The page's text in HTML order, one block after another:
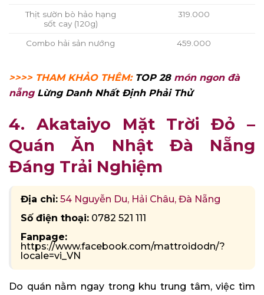
Thịt sườn bò hảo hạng
sốt cay (120g)
319.000
Combo hải sản nướng 459.000
>>>> THAM KHẢO THÊM: TOP 28 món ngon đà
nẵng Lừng Danh Nhất Định Phải Thử
4. Akataiyo Mặt Trời Đỏ –
Quán Ăn Nhật Đà Nẵng
Đáng Trải Nghiệm
Địa chỉ: 54 Nguyễn Du, Hải Châu, Đà Nẵng
Số điện thoại: 0782 521 111
Fanpage:
https://www.facebook.com/mattroidodn/?
locale=vi_VN
Do quán nằm ngay trong khu trung tâm, việc tìm